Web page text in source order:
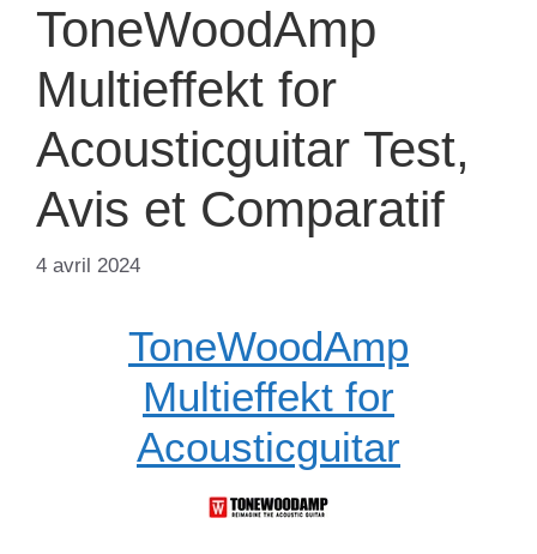
ToneWoodAmp
Multieffekt for
Acousticguitar Test,
Avis et Comparatif
4 avril 2024
ToneWoodAmp
Multieffekt for
Acousticguitar